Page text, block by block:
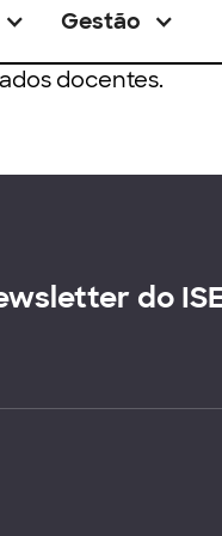
Gestão
docentes.
do